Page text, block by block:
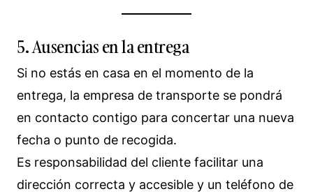
5. Ausencias en la entrega
Si no estás en casa en el momento de la
entrega, la empresa de transporte se pondrá
en contacto contigo para concertar una nueva
fecha o punto de recogida.
Es responsabilidad del cliente facilitar una
dirección correcta y accesible y un teléfono de